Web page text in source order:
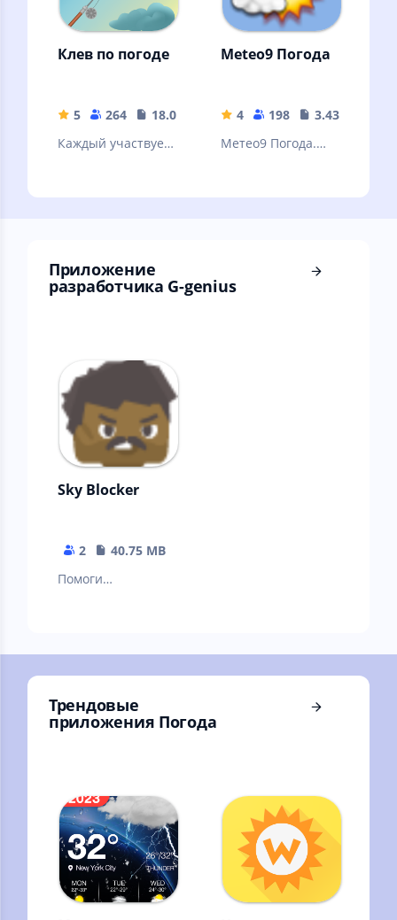
Клев по погоде
5 264
18.08 MB
Каждый участвует
Meteo9 Погода
4 198
3.43 MB
Метео9 Погода.
Приложение
разработчика G-genius
Sky Blocker
2
40.75 MB
Помоги
Трендовые
приложения Погода